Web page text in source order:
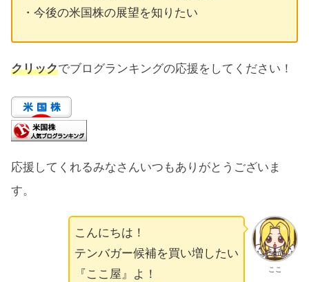
・今後の米国株の展望を知りたい
クリックでブログランキングの応援をしてください！
応援してくれるみなさんいつもありがとうございま
す。
ここ
こんにちは！
テンバガー候補を買い増したい
『ここ屋』よ！